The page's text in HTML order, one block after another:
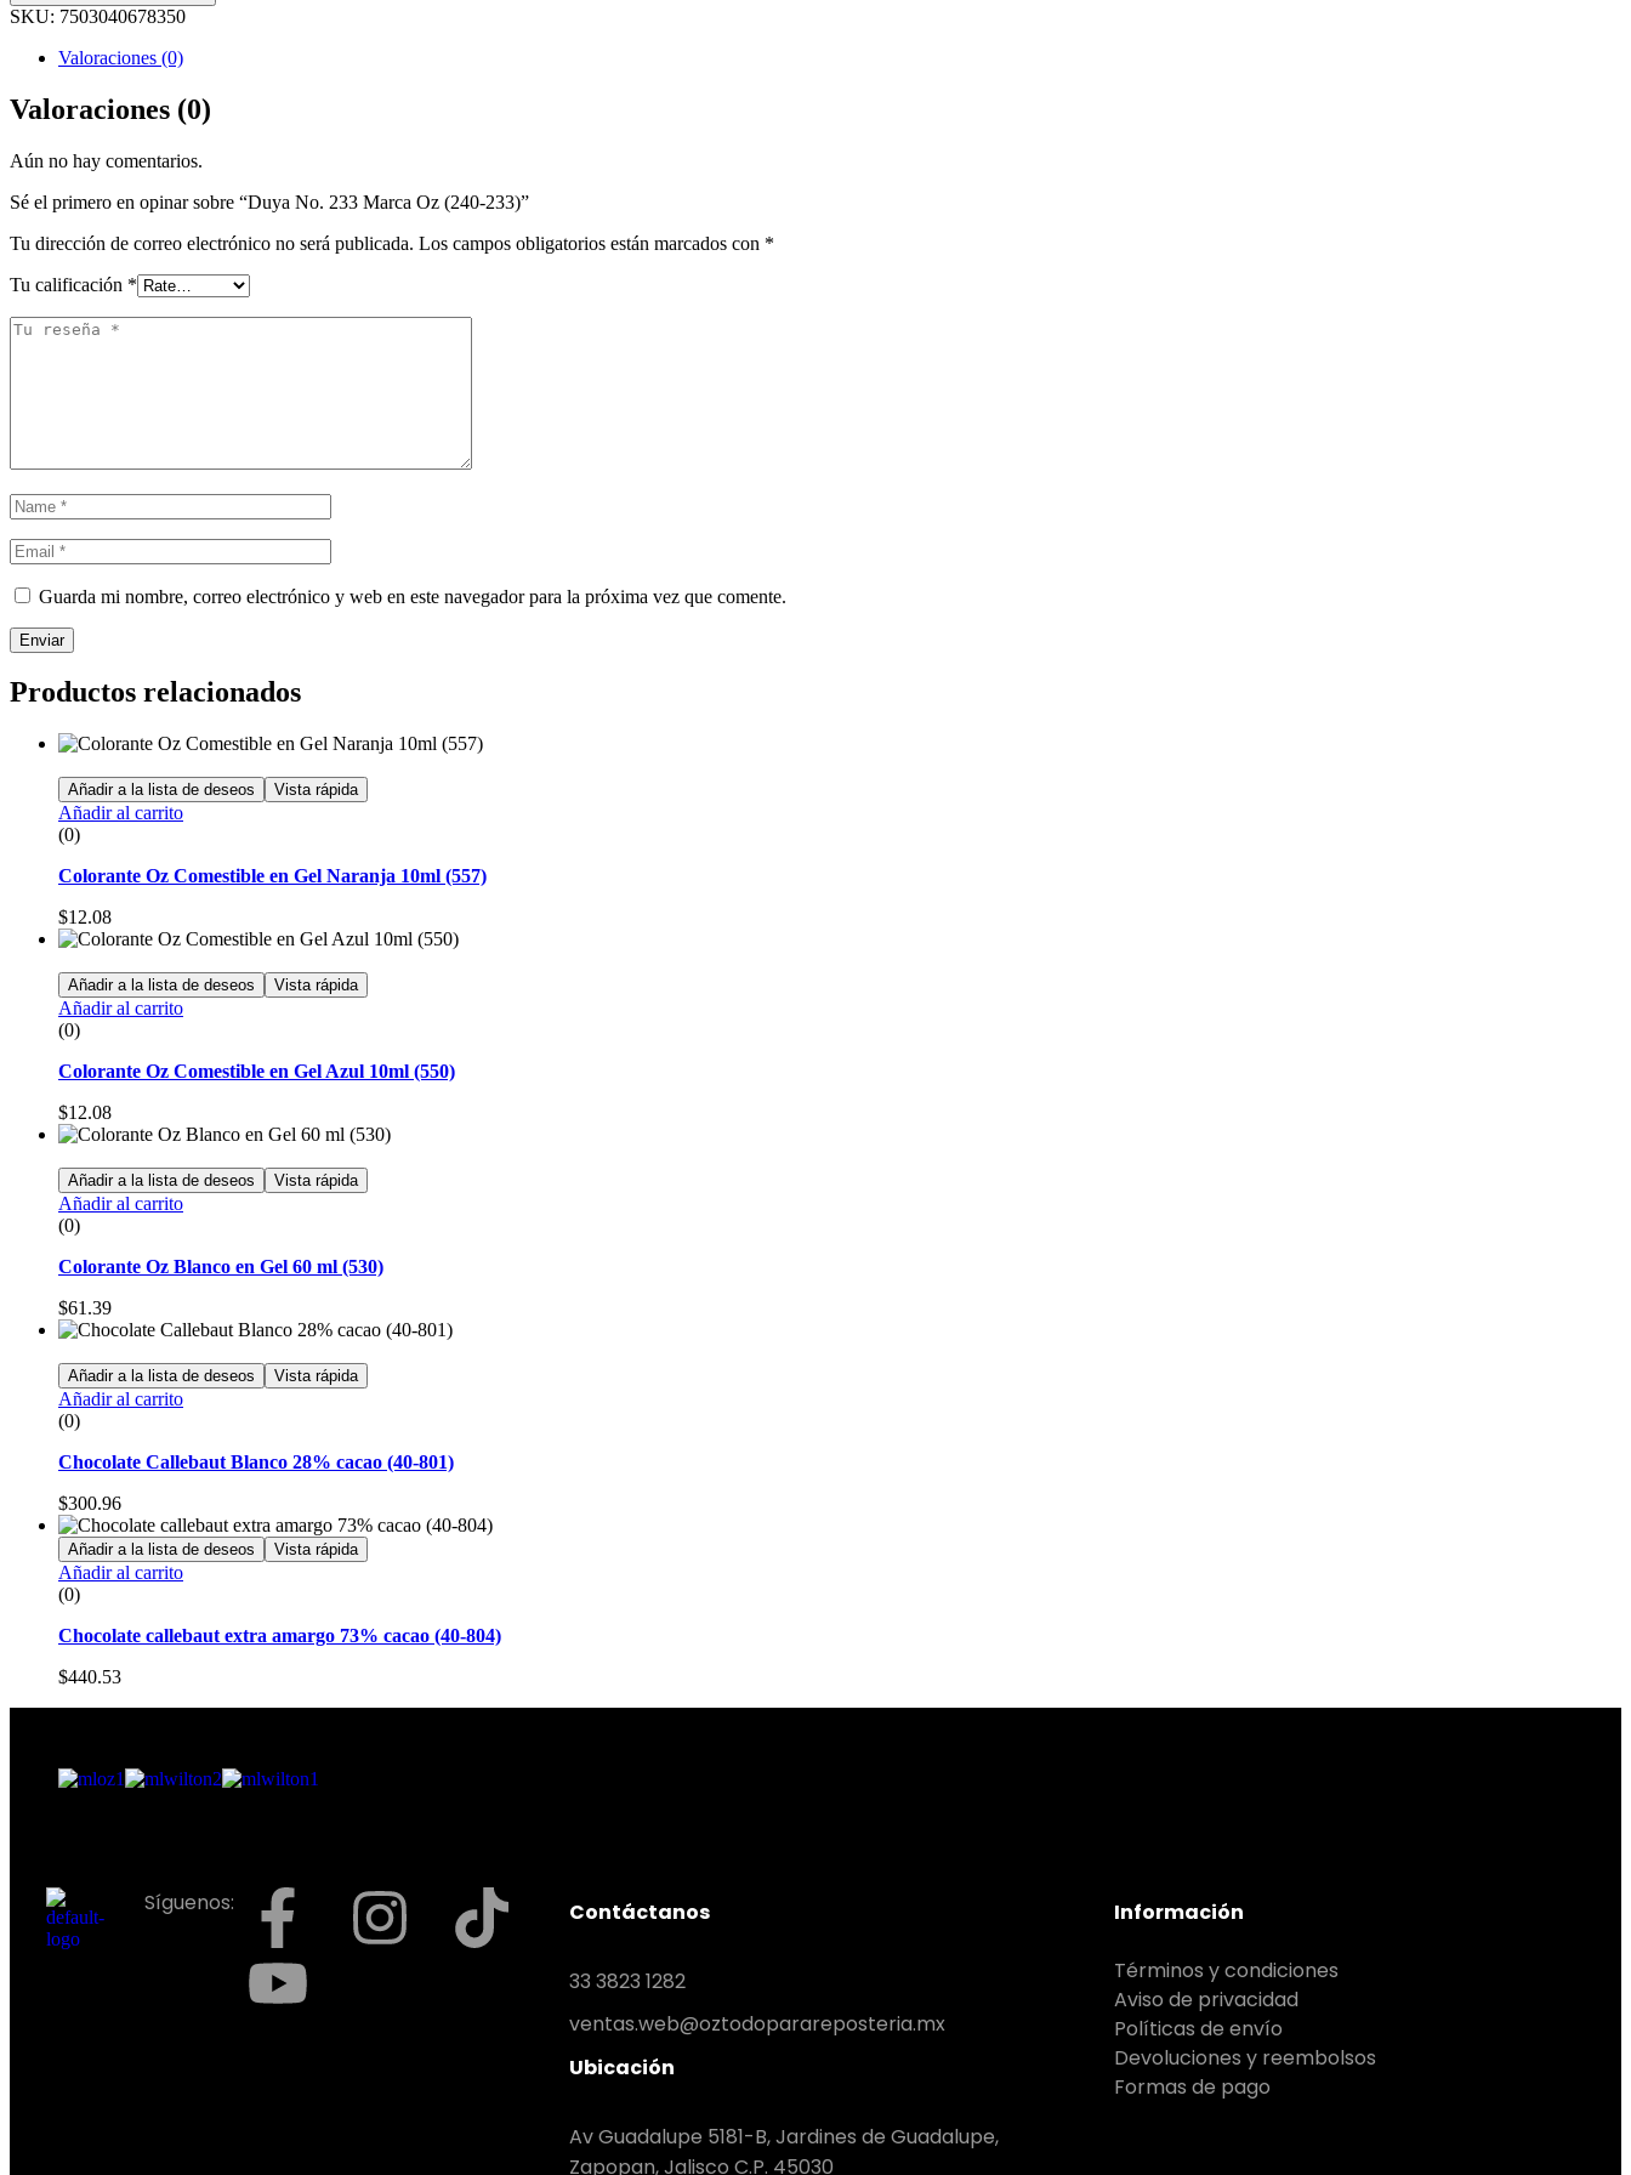
SKU: 7503040678350
Valoraciones (0)
Valoraciones (0)
Aún no hay comentarios.
Sé el primero en opinar sobre “Duya No. 233 Marca Oz (240-233)”
Tu dirección de correo electrónico no será publicada. Los campos obligatorios están marcados con *
Tu calificación *
Guarda mi nombre, correo electrónico y web en este navegador para la próxima vez que comente.
Enviar
Productos relacionados
Añadir a la lista de deseos Vista rápida
Añadir al carrito
(0)
Colorante Oz Comestible en Gel Naranja 10ml (557)
$12.08
Añadir a la lista de deseos Vista rápida
Añadir al carrito
(0)
Colorante Oz Comestible en Gel Azul 10ml (550)
$12.08
Añadir a la lista de deseos Vista rápida
Añadir al carrito
(0)
Colorante Oz Blanco en Gel 60 ml (530)
$61.39
Añadir a la lista de deseos Vista rápida
Añadir al carrito
(0)
Chocolate Callebaut Blanco 28% cacao (40-801)
$300.96
Añadir a la lista de deseos Vista rápida
Añadir al carrito
(0)
Chocolate callebaut extra amargo 73% cacao (40-804)
$440.53
Síguenos: Contáctanos
33 3823 1282
ventas.web@oztodoparareposteria.mx
Ubicación
Av Guadalupe 5181-B, Jardines de Guadalupe,
Zapopan, Jalisco C.P. 45030
Información
Términos y condiciones
Aviso de privacidad
Políticas de envío
Devoluciones y reembolsos
Formas de pago